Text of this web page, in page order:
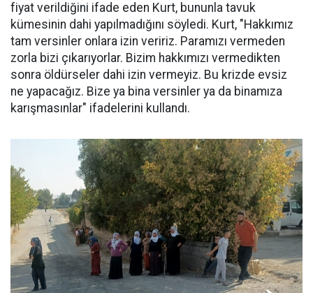
fiyat verildiğini ifade eden Kurt, bununla tavuk
kümesinin dahi yapılmadığını söyledi. Kurt, "Hakkımız
tam versinler onlara izin veririz. Paramızı vermeden
zorla bizi çıkarıyorlar. Bizim hakkımızı vermedikten
sonra öldürseler dahi izin vermeyiz. Bu krizde evsiz
ne yapacağız. Bize ya bina versinler ya da binamıza
karışmasınlar" ifadelerini kullandı.